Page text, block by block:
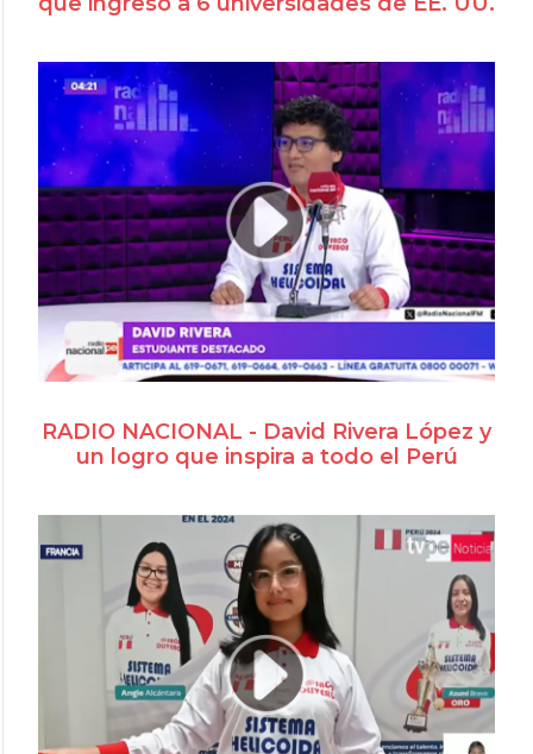
RADIO NACIONAL - David Rivera López y
un logro que inspira a todo el Perú